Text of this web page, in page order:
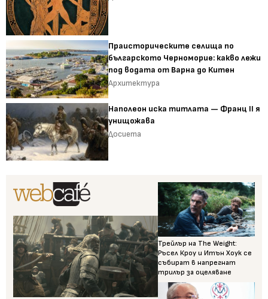
Праисторическите селища по
българското Черноморие: какво лежи
под водата от Варна до Китен
Архитектура
Наполеон иска титлата — Франц II я
унищожава
Досиета
Трейлър на The Weight:
Ръсел Кроу и Итън Хоук се
събират в напрегнат
трилър за оцеляване